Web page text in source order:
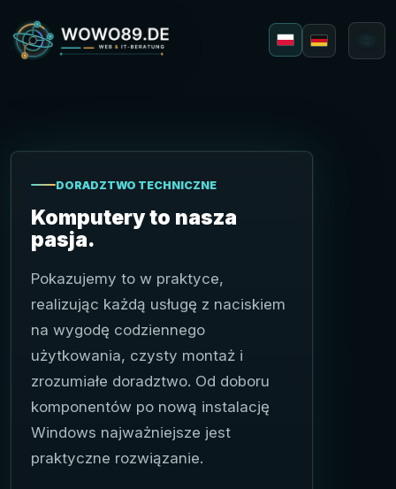
PolskiDeutsch
DORADZTWO TECHNICZNE
Komputery to nasza
pasja.
Pokazujemy to w praktyce,
realizując każdą usługę z naciskiem
na wygodę codziennego
użytkowania, czysty montaż i
zrozumiałe doradztwo. Od doboru
komponentów po nową instalację
Windows najważniejsze jest
praktyczne rozwiązanie.